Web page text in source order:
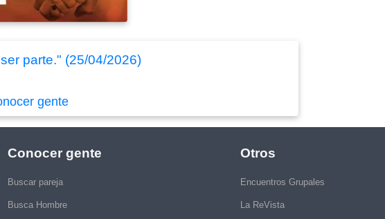
parte." (25/04/2026)
gente
Conocer gente
Buscar pareja
Busca Hombre
Otros
Encuentros Grupales
La ReVista